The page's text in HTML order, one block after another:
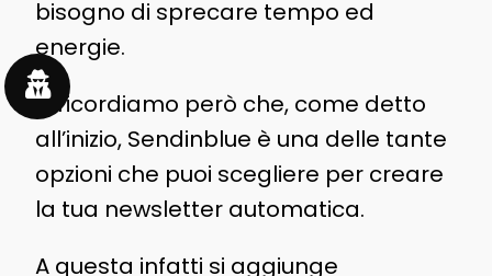
bisogno di sprecare tempo ed
energie.
Ti ricordiamo però che, come detto
all’inizio, Sendinblue è una delle tante
opzioni che puoi scegliere per creare
la tua newsletter automatica.
A questa infatti si aggiunge